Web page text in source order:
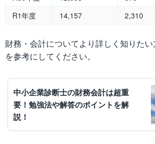
R1年度
14,157 2,310
財務・会計についてより詳しく知りた
を参考にしてください。
中小企業診断士の財務会計は超重
要！勉強法や解答のポイントを解
説！